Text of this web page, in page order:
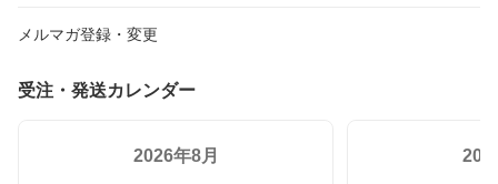
メルマガ登録・変更
受注・発送カレンダー
2026年8月